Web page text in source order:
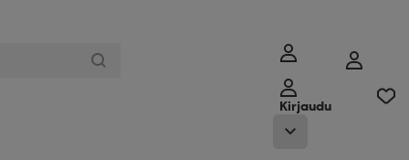
Kirjaudu